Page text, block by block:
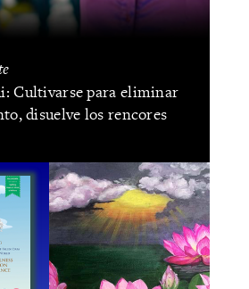
Cultivarse para eliminar
disuelve los rencores